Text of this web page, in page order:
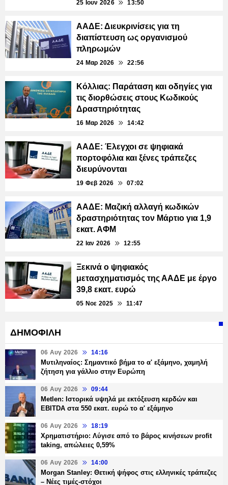
25 Ιουν 2026 13:50
ΑΑΔΕ: Διευκρινίσεις για τη
διαπίστευση ως οργανισμού
πληρωμών
24 Μαρ 2026 22:56
Κόλλιας: Παράταση και οδηγίες για
τις διορθώσεις στους Κωδικούς
Δραστηριότητας
16 Μαρ 2026 14:42
ΑΑΔΕ: Έλεγχοι σε ψηφιακά
πορτοφόλια και ξένες τράπεζες
διευρύνονται
19 Φεβ 2026 07:02
ΑΑΔΕ: Μαζική αλλαγή κωδικών
δραστηριότητας τον Μάρτιο για 1,9
εκατ. ΑΦΜ
22 Ιαν 2026 12:55
Ξεκινά ο ψηφιακός
μετασχηματισμός της ΑΑΔΕ με έργο
39,8 εκατ. ευρώ
05 Νοε 2025 11:47
ΔΗΜΟΦΙΛΗ
06 Αυγ 2026 14:16
Μυτιληναίος: Σημαντικό βήμα το α' εξάμηνο, χαμηλή
ζήτηση για γάλλιο στην Ευρώπη
06 Αυγ 2026 09:44
Metlen: Ιστορικά υψηλά με εκτόξευση κερδών και
EBITDA στα 550 εκατ. ευρώ το α' εξάμηνο
06 Αυγ 2026 18:19
Χρηματιστήριο: Λύγισε από το βάρος κινήσεων profit
taking, απώλειες 0,59%
06 Αυγ 2026 14:00
Morgan Stanley: Θετική ψήφος στις ελληνικές τράπεζες
– Νέες τιμές-στόχοι